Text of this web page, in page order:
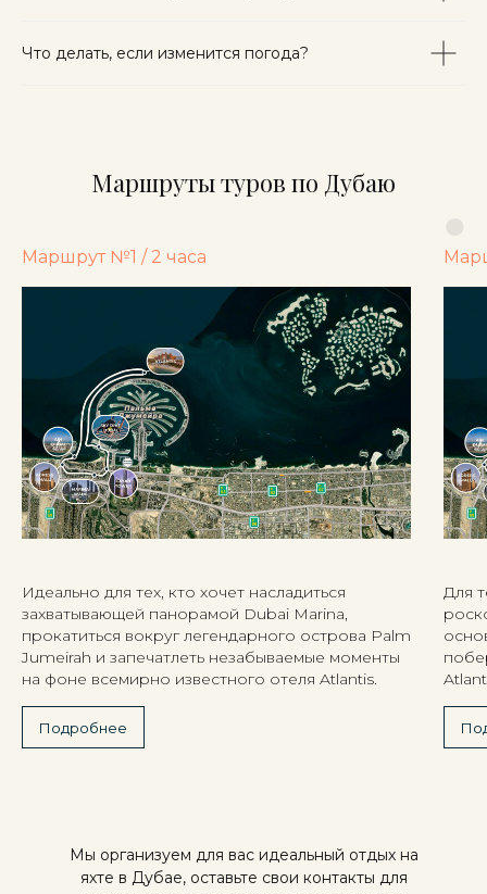
Что делать, если изменится погода?
Маршруты туров по Дубаю
Маршрут №1 / 2 часа
Идеально для тех, кто хочет насладиться
захватывающей панорамой Dubai Marina,
прокатиться вокруг легендарного острова Palm
Jumeirah и запечатлеть незабываемые моменты
на фоне всемирно известного отеля Atlantis.
Подробнее
Для
Мы организуем для вас идеальный отдых на
яхте в Дубае, оставьте свои контакты для